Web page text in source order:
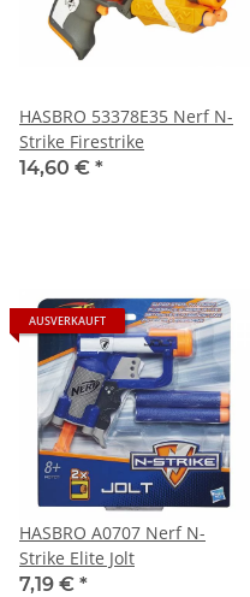
HASBRO 53378E35 Nerf N-
Strike Firestrike
14,60 € *
AUSVERKAUFT
HASBRO A0707 Nerf N-
Strike Elite Jolt
7,19 € *